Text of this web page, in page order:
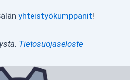
yhteistyökumppanit!
Tietosuojaseloste